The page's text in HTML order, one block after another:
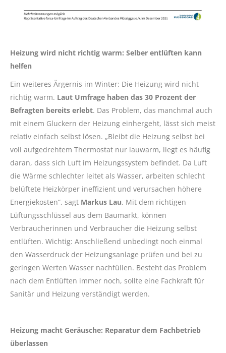
Heizung wird nicht richtig warm: Selber entlüften kann
helfen
Ein weiteres Ärgernis im Winter: Die Heizung wird nicht
richtig warm. Laut Umfrage haben das 30 Prozent der
Befragten bereits erlebt. Das Problem, das manchmal auch
mit einem Gluckern der Heizung einhergeht, lässt sich meist
relativ einfach selbst lösen. „Bleibt die Heizung selbst bei
voll aufgedrehtem Thermostat nur lauwarm, liegt es häufig
daran, dass sich Luft im Heizungssystem befindet. Da Luft
die Wärme schlechter leitet als Wasser, arbeiten schlecht
belüftete Heizkörper ineffizient und verursachen höhere
Energiekosten“, sagt Markus Lau. Mit dem richtigen
Lüftungsschlüssel aus dem Baumarkt, können
Verbraucherinnen und Verbraucher die Heizung selbst
entlüften. Wichtig: Anschließend unbedingt noch einmal
den Wasserdruck der Heizungsanlage prüfen und bei zu
geringen Werten Wasser nachfüllen. Besteht das Problem
nach dem Entlüften immer noch, sollte eine Fachkraft für
Sanitär und Heizung verständigt werden.
Heizung macht Geräusche: Reparatur dem Fachbetrieb
überlassen